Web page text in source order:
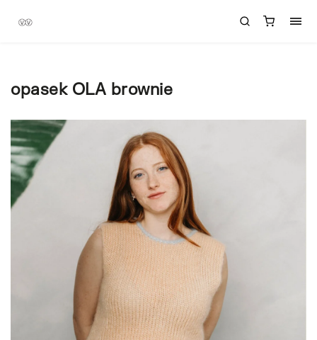
opasek OLA brownie